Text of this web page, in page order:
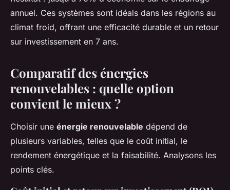
annuel. Ces systèmes sont idéals dans les régions au
climat froid, offrant une efficacité durable et un retour
sur investissement en 7 ans.
Comparatif des énergies
renouvelables : quelle option
convient le mieux ?
Choisir une énergie renouvelable dépend de
plusieurs variables, telles que le coût initial, le
rendement énergétique et la faisabilité. Analysons les
points clés.